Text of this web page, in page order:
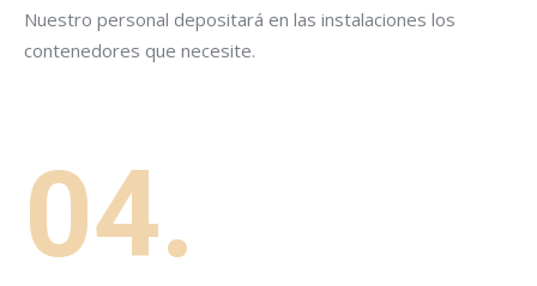
Nuestro personal depositará en las instalaciones los
contenedores que necesite.
04.